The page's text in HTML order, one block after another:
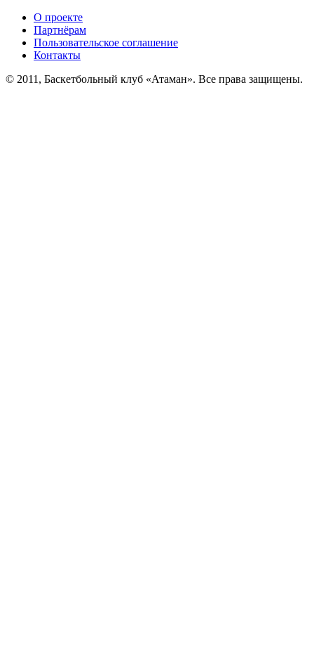
О проекте
Партнёрам
Пользовательское соглашение
Контакты
© 2011, Баскетбольный клуб «Атаман». Все права защищены.